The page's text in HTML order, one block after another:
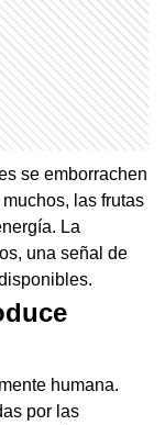
se emborrachen
las frutas
La
una señal de
humana.
por las